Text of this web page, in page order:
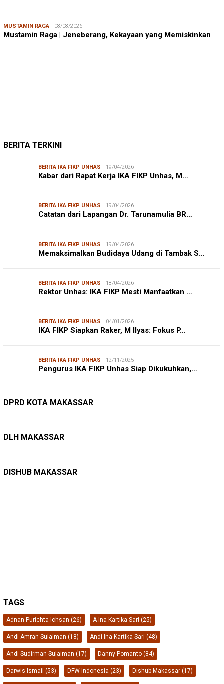
MUSTAMIN RAGA 08/08/2026
Mustamin Raga | Jeneberang, Kekayaan yang Memiskinkan
BERITA TERKINI
BERITA IKA FIKP UNHAS 19/04/2026
Kabar dari Rapat Kerja IKA FIKP Unhas, M…
BERITA IKA FIKP UNHAS 19/04/2026
Catatan dari Lapangan Dr. Tarunamulia BR…
BERITA IKA FIKP UNHAS 19/04/2026
Memaksimalkan Budidaya Udang di Tambak S…
BERITA IKA FIKP UNHAS 18/04/2026
Rektor Unhas: IKA FIKP Mesti Manfaatkan …
BERITA IKA FIKP UNHAS 04/01/2026
IKA FIKP Siapkan Raker, M Ilyas: Fokus P…
BERITA IKA FIKP UNHAS 12/11/2025
Pengurus IKA FIKP Unhas Siap Dikukuhkan,…
DPRD KOTA MAKASSAR
Kepuasan Publik Tinggi, Andi Makmur Nila…
DLH MAKASSAR
Belanja Pemerintah Bisa Menyelamatkan Hu…
DISHUB MAKASSAR
Pete-pete Laut Makassar Siap Beroperasi …
TAGS
Adnan Purichta Ichsan (26) A Ina Kartika Sari (25)
Andi Amran Sulaiman (18) Andi Ina Kartika Sari (48)
Andi Sudirman Sulaiman (17) Danny Pomanto (84)
Darwis Ismail (53) DFW Indonesia (23) Dishub Makassar (17)